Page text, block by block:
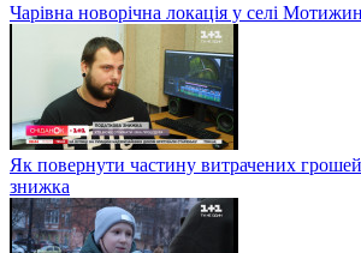
Чарівна новорічна локація у селі Мотижин
Як повернути частину витрачених
знижка